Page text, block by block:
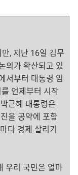
, 지난 16일 김무
의가 확산되고 있
서부터 대통령 임
언제부터 시작
근혜 대통령은
을 공약에 포함
다 경제 살리기
우리 국민은 얼마